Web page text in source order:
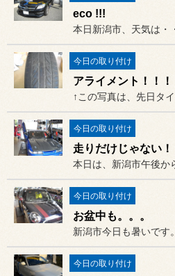
eco !!!
今日の取り付け
アライメント！！！
今日の取り付け
走りだけじゃない！
本日は、新潟市午後か
今日の取り付け
お盆中も。。。
今日の取り付け